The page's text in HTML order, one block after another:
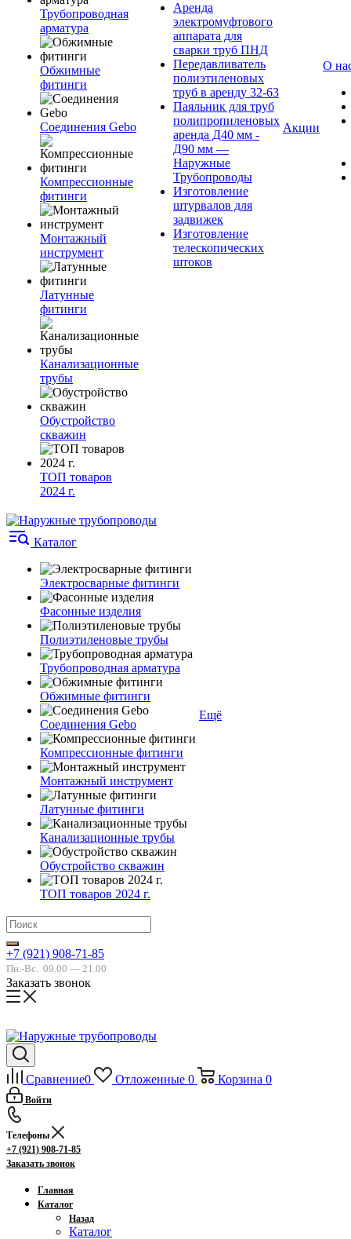
Трубопроводная
арматура
Обжимные
фитинги
Соединения Gebo
Компрессионные
фитинги
Монтажный
инструмент
Латунные
фитинги
Канализационные
трубы
Обустройство
скважин
ТОП товаров
2024 г.
Аренда
электромуфтового
аппарата для
сварки труб ПНД
Передавливатель
полиэтиленовых
труб в аренду 32-63
Паяльник для труб
полипропиленовых
аренда Д40 мм -
Д90 мм —
Наружные
Трубопроводы
Изготовление
штурвалов для
задвижек
Изготовление
телескопических
штоков
Акции
О
Каталог
Электросварные фитинги
Фасонные изделия
Полиэтиленовые трубы
Трубопроводная арматура
Обжимные фитинги
Соединения Gebo
Компрессионные фитинги
Монтажный инструмент
Латунные фитинги
Канализационные трубы
Обустройство скважин
ТОП товаров 2024 г.
Ещё
+7 (921) 908-71-85
Пн.-Вс. 09.00 — 21.00
Заказать звонок
Сравнение0 Отложенные 0 Корзина 0
Войти
Телефоны
+7 (921) 908-71-85
Заказать звонок
Главная
Каталог
Назад
Каталог